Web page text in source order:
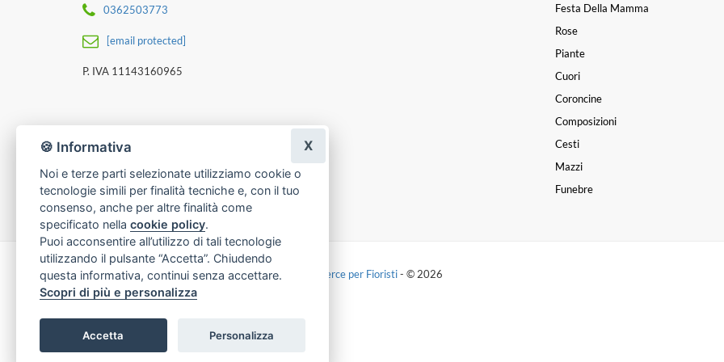
0362503773
[email protected]
P. IVA 11143160965
Festa Della Mamma
Rose
Piante
Cuori
Coroncine
Composizioni
Cesti
Mazzi
Funebre
Made with byInfoser.it-Realizzazione Siti ecommerce per Fioristi- © 2026
🍪 Informativa
Noi e terze parti selezionate utilizziamo cookie o
tecnologie simili per finalità tecniche e, con il tuo
consenso, anche per altre finalità come
specificato nella cookie policy.
Puoi acconsentire all’utilizzo di tali tecnologie
utilizzando il pulsante “Accetta”. Chiudendo
questa informativa, continui senza accettare.
Scopri di più e personalizza
Accetta Personalizza
X